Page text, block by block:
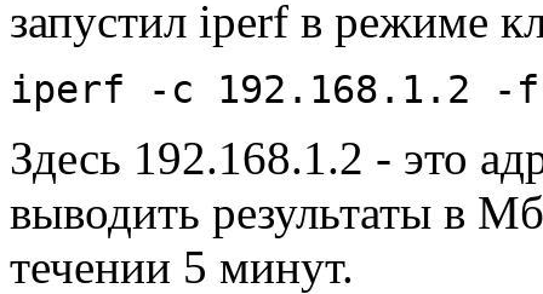
запустил iperf в режиме
iperf -c 192.168.1.2 -
Здесь 192.168.1.2 - это
выводить результаты в
течении 5 минут.